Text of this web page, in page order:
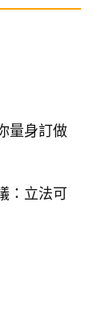
量身訂做
：立法可